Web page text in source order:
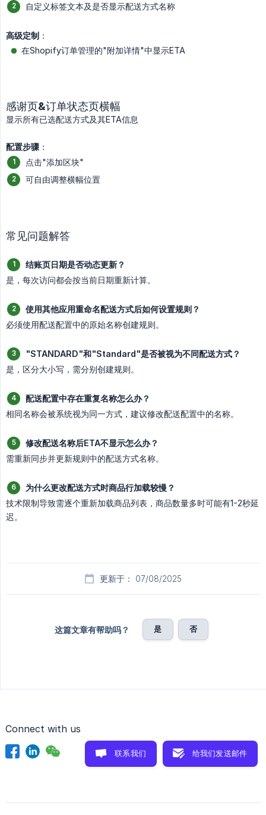
自定义标签文本及是否显示配送方式名称
高级定制 ：
在Shopify订单管理的"附加详情"中显示ETA
感谢页&订单状态页横幅
显示所有已选配送方式及其ETA信息
配置步骤 ：
点击"添加区块"
可自由调整横幅位置
常见问题解答
结账页日期是否动态更新？
是，每次访问都会按当前日期重新计算。
使用其他应用重命名配送方式后如何设置规则？
必须使用配送配置中的原始名称创建规则。
"STANDARD"和"Standard"是否被视为不同配送方式？
是，区分大小写，需分别创建规则。
配送配置中存在重复名称怎么办？
相同名称会被系统视为同一方式，建议修改配送配置中的名称。
修改配送名称后ETA不显示怎么办？
需重新同步并更新规则中的配送方式名称。
为什么更改配送方式时商品行加载较慢？
技术限制导致需逐个重新加载商品列表，商品数量多时可能有1-2秒延
迟。
更新于： 07/08/2025
这篇文章有帮助吗？ 是 否
Connect with us
联系我们 给我们发送邮件